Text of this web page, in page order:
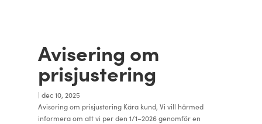
Avisering om
prisjustering
| dec 10, 2025
Avisering om prisjustering Kära kund, Vi vill härmed
informera om att vi per den 1/1–2026 genomför en